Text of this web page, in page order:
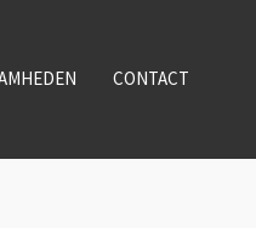
CONTACT